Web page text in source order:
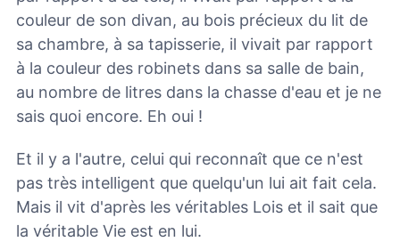
couleur de son divan, au bois précieux du lit de
sa chambre, à sa tapisserie, il vivait par rapport
à la couleur des robinets dans sa salle de bain,
au nombre de litres dans la chasse d'eau et je ne
sais quoi encore. Eh oui !
Et il y a l'autre, celui qui reconnaît que ce n'est
pas très intelligent que quelqu'un lui ait fait cela.
Mais il vit d'après les véritables Lois et il sait que
la véritable Vie est en lui.